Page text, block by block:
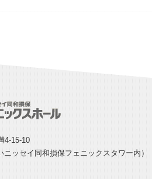
4-15-10
ニッセイ同和損保フェニックスタワー内）